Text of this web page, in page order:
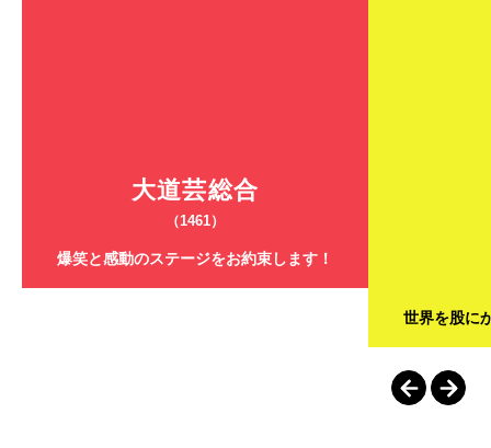
大道芸総合
（1461）
爆笑と感動のステージをお約束します！
世界を股に